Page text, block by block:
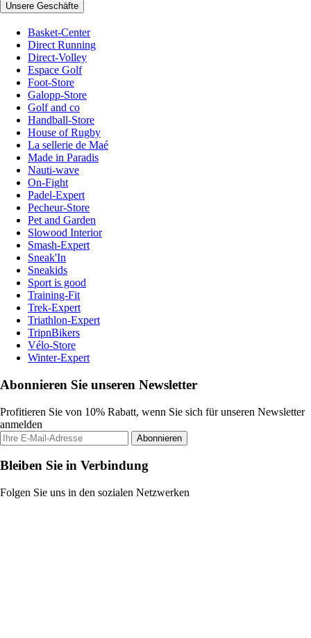
Unsere Geschäfte
Basket-Center
Direct Running
Direct-Volley
Espace Golf
Foot-Store
Galopp-Store
Golf and co
Handball-Store
House of Rugby
La sellerie de Maé
Made in Paradis
Nauti-wave
On-Fight
Padel-Expert
Pecheur-Store
Pet and Garden
Slowood Interior
Smash-Expert
Sneak'In
Sneakids
Sport is good
Training-Fit
Trek-Expert
Triathlon-Expert
TripnBikers
Vélo-Store
Winter-Expert
Abonnieren Sie unseren Newsletter
Profitieren Sie von 10% Rabatt, wenn Sie sich für unseren Newsletter
anmelden
Abonnieren
Bleiben Sie in Verbindung
Folgen Sie uns in den sozialen Netzwerken